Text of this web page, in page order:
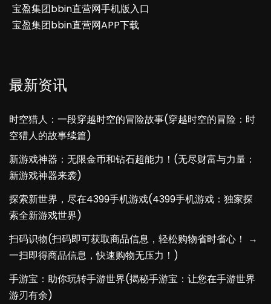
宝盈集团bbin直营网手机版入口
宝盈集团bbin直营网APP下载
最新资讯
时空猎人：一段穿越时空的冒险故事(穿越时空的冒险：时
空猎人的故事续篇)
新游戏神器：无限金币和钻石超能力！(无尽财富与力量：
新游戏神器来袭)
探索新世界，尽在4399手机游戏(4399手机游戏：独家探
索全新游戏世界)
扫码识物(扫码即可获取商品信息，轻松购物省时省心！ →
一扫即得商品信息，快速购物无压力！)
手游宝：助你玩转手游世界(揭秘手游宝：让您在手游世界
游刃有余)